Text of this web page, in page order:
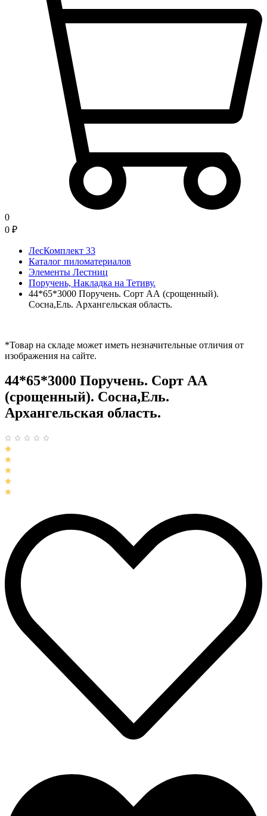
0
0 ₽
ЛесКомплект 33
Каталог пиломатериалов
Элементы Лестниц
Поручень, Накладка на Тетиву.
44*65*3000 Поручень. Сорт АА (срощенный).
Сосна,Ель. Архангельская область.
*Товар на складе может иметь незначительные отличия от
изображения на сайте.
44*65*3000 Поручень. Сорт АА
(срощенный). Сосна,Ель.
Архангельская область.